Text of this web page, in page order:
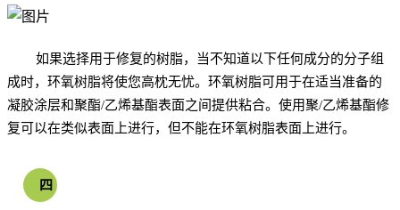
如果选择用于修复的树脂，当不知道以下任何成分的分子组
成时，环氧树脂将使您高枕无忧。环氧树脂可用于在适当准备的
凝胶涂层和聚酯/乙烯基酯表面之间提供粘合。使用聚/乙烯基酯修
复可以在类似表面上进行，但不能在环氧树脂表面上进行。
四